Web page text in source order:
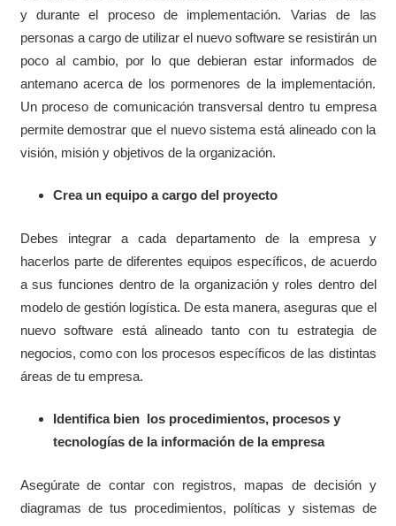
y durante el proceso de implementación. Varias de las
personas a cargo de utilizar el nuevo software se resistirán un
poco al cambio, por lo que debieran estar informados de
antemano acerca de los pormenores de la implementación.
Un proceso de comunicación transversal dentro tu empresa
permite demostrar que el nuevo sistema está alineado con la
visión, misión y objetivos de la organización.
Crea un equipo a cargo del proyecto
Debes integrar a cada departamento de la empresa y
hacerlos parte de diferentes equipos específicos, de acuerdo
a sus funciones dentro de la organización y roles dentro del
modelo de gestión logística. De esta manera, aseguras que el
nuevo software está alineado tanto con tu estrategia de
negocios, como con los procesos específicos de las distintas
áreas de tu empresa.
Identifica bien los procedimientos, procesos y
tecnologías de la información de la empresa
Asegúrate de contar con registros, mapas de decisión y
diagramas de tus procedimientos, políticas y sistemas de